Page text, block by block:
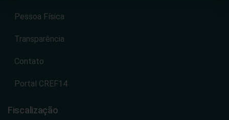
Pessoa Física
Transparência
Contato
Portal CREF14
Fiscalização